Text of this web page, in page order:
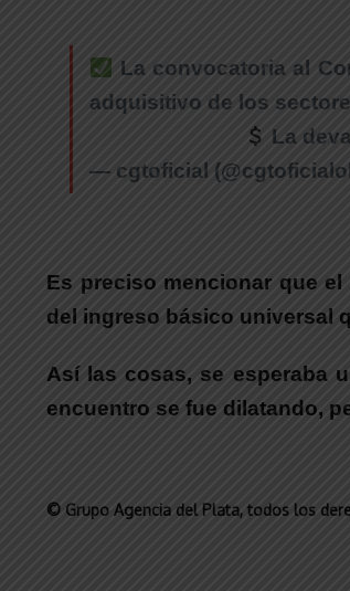
La convocatoria al
adquisitivo de los
La
— cgtoficial
Es preciso mencionar que
del ingreso básico universal
Así las cosas, se esperaba
encuentro se fue dilatando,
© Grupo Agencia del Plata, todos los